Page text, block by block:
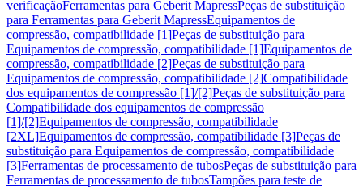
verificaçãoFerramentas para Geberit MapressPeças de substituição
para Ferramentas para Geberit MapressEquipamentos de
compressão, compatibilidade [1]Peças de substituição para
Equipamentos de compressão, compatibilidade [1]Equipamentos de
compressão, compatibilidade [2]Peças de substituição para
Equipamentos de compressão, compatibilidade [2]Compatibilidade
dos equipamentos de compressão [1]/[2]Peças de substituição para
Compatibilidade dos equipamentos de compressão
[1]/[2]Equipamentos de compressão, compatibilidade
[2XL]Equipamentos de compressão, compatibilidade [3]Peças de
substituição para Equipamentos de compressão, compatibilidade
[3]Ferramentas de processamento de tubosPeças de substituição para
Ferramentas de processamento de tubosTampões para teste de